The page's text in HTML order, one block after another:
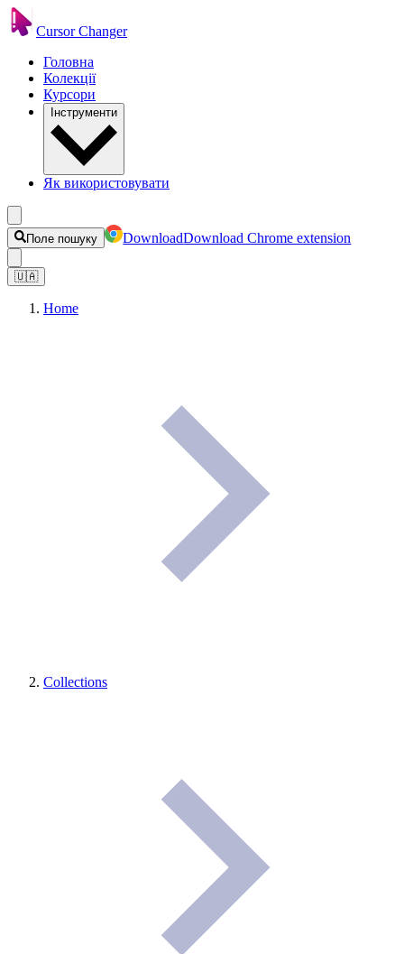
Cursor Changer
Головна
Колекції
Курсори
Інструменти
Як використовувати
Поле пошуку DownloadDownload Chrome extension
🇺🇦
Home
Collections